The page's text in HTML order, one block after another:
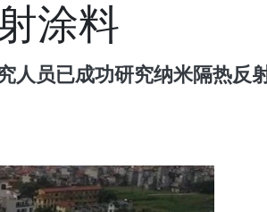
涂料
人员已成功研究纳米隔热反